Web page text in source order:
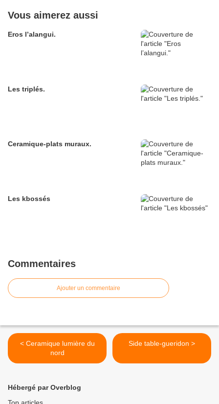
Vous aimerez aussi
Eros l’alangui.
Les triplés.
Ceramique-plats muraux.
Les kbossés
Commentaires
Ajouter un commentaire
< Ceramique lumière du
nord
Side table-gueridon >
Hébergé par Overblog